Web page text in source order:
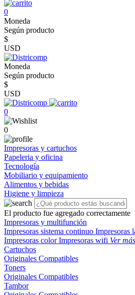
0
Moneda
Según producto
$
USD
Moneda
Según producto
$
USD
0
0
Impresoras y cartuchos
Papeleria y oficina
Tecnología
Mobiliario y equipamiento
Alimentos y bebidas
Higiene y limpieza
El producto fue agregado correctamente
Impresoras y multifunción
Impresoras sistema continuo Impresoras
Impresoras colorImpresoras wifi Ver más
Cartuchos
Originales Compatibles
Toners
Originales Compatibles
Tambor